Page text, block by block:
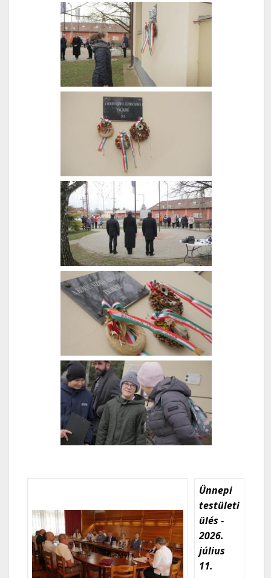
Ünnepi
testületi
ülés -
2026.
július
11.